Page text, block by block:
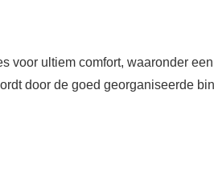
voor ultiem comfort, waaronder
door de goed georganiseerde